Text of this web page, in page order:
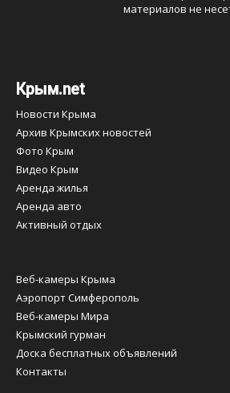
материалов не
Крым.net
Новости Крыма
Архив Крымских новостей
Фото Крым
Видео Крым
Аренда жилья
Аренда авто
Активный отдых
Веб-камеры Крыма
Аэропорт Симферополь
Веб-камеры Мира
Крымский гурман
Доска бесплатных объявлений
Контакты